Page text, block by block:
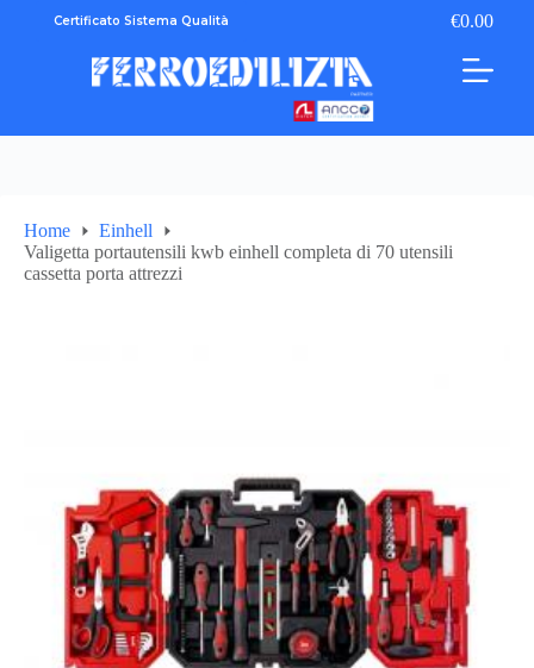
Certificato Sistema Qualità Carrello
€0.00
Home
Einhell
Valigetta portautensili kwb einhell completa di 70 utensili
cassetta porta attrezzi